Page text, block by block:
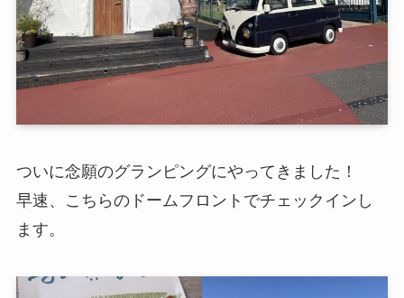
ついに念願のグランピングにやってきました！
早速、こちらのドームフロントでチェックインし
ます。